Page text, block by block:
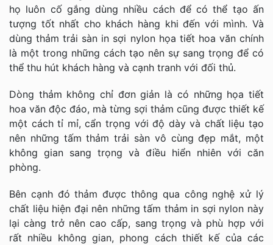
họ luôn cố gắng dùng nhiều cách để có thể tạo ấn
tượng tốt nhất cho khách hàng khi đến với mình. Và
dùng thảm trải sàn in sợi nylon họa tiết hoa văn chính
là một trong những cách tạo nên sự sang trọng để có
thể thu hút khách hàng và cạnh tranh với đối thủ.
Dòng thảm không chỉ đơn giản là có những họa tiết
hoa văn độc đáo, mà từng sợi thảm cũng được thiết kế
một cách tỉ mỉ, cẩn trọng với độ dày và chất liệu tạo
nên những tấm thảm trải sàn vô cùng đẹp mắt, một
không gian sang trọng và điều hiển nhiên với căn
phòng.
Bên cạnh đó thảm được thông qua công nghệ xử lý
chất liệu hiện đại nên những tấm thảm in sợi nylon này
lại càng trở nên cao cấp, sang trọng và phù hợp với
rất nhiều không gian, phong cách thiết kế của các